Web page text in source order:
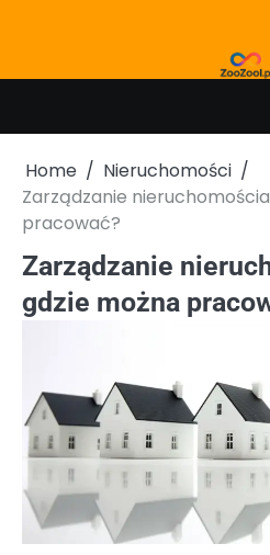
Home
Nieruchomości
Zarządzanie
pracować?
Zarządzanie
gdzie można